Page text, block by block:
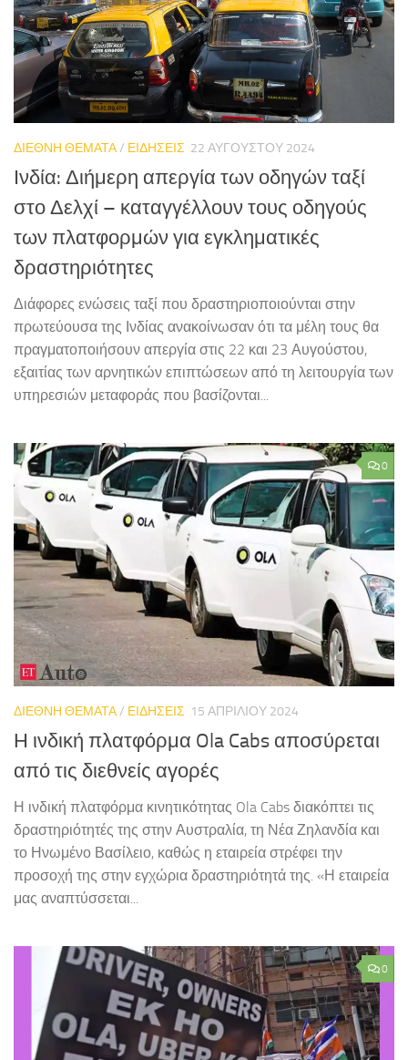
ΔΙΕΘΝΗ ΘΕΜΑΤΑ/ ΕΙΔΗΣΕΙΣ 22 ΑΥΓΟΎΣΤΟΥ 2024
Ινδία: Διήμερη απεργία των οδηγών ταξί
στο Δελχί – καταγγέλλουν τους οδηγούς
των πλατφορμών για εγκληματικές
δραστηριότητες
Διάφορες ενώσεις ταξί που δραστηριοποιούνται στην
πρωτεύουσα της Ινδίας ανακοίνωσαν ότι τα μέλη τους θα
πραγματοποιήσουν απεργία στις 22 και 23 Αυγούστου,
εξαιτίας των αρνητικών επιπτώσεων από τη λειτουργία των
υπηρεσιών μεταφοράς που βασίζονται...
0
ΔΙΕΘΝΗ ΘΕΜΑΤΑ/ ΕΙΔΗΣΕΙΣ 15 ΑΠΡΙΛΊΟΥ 2024
Η ινδική πλατφόρμα Ola Cabs αποσύρεται
από τις διεθνείς αγορές
Η ινδική πλατφόρμα κινητικότητας Ola Cabs διακόπτει τις
δραστηριότητές της στην Αυστραλία, τη Νέα Ζηλανδία και
το Ηνωμένο Βασίλειο, καθώς η εταιρεία στρέφει την
προσοχή της στην εγχώρια δραστηριότητά της. «Η εταιρεία
μας αναπτύσσεται...
0